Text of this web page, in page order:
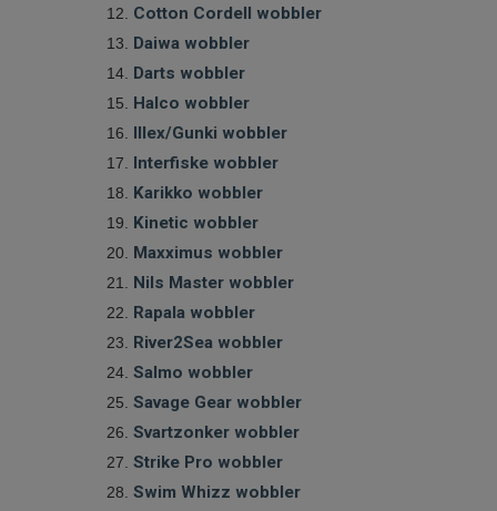
Cotton Cordell wobbler
Daiwa wobbler
Darts wobbler
Halco wobbler
Illex/Gunki wobbler
Interfiske wobbler
Karikko wobbler
Kinetic wobbler
Maxximus wobbler
Nils Master wobbler
Rapala wobbler
River2Sea wobbler
Salmo wobbler
Savage Gear wobbler
Svartzonker wobbler
Strike Pro wobbler
Swim Whizz wobbler